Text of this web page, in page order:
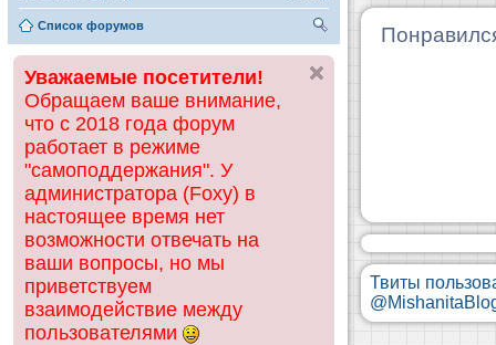
Список форумов
ск
Уважаемые посетители!
Обращаем ваше внимание,
что с 2018 года форум
работает в режиме
"самоподдержания". У
администратора (Foxy) в
настоящее время нет
возможности отвечать на
ваши вопросы, но мы
приветствуем
взаимодействие между
пользователями
Твиты